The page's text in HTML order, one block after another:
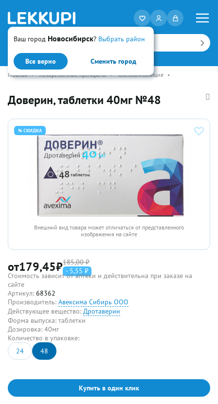
Ваш город Новосибирск? Выбрать район
Все верно Сменить город
Искать
Главная • Лекарственные препараты • Обезболивающие •
Доверин, таблетки 40мг №48
% СКИДКА
Внешний вид товара может отличаться от представленного
изображения на сайте
от179,45₽185,00 ₽
- 5,55 ₽
Стоимость зависит от аптеки и действительна при заказе на
сайте
Артикул: 68362
Производитель: Авексима Сибирь ООО
Действующее вещество: Дротаверин
Форма выпуска: таблетки
Дозировка: 40мг
Количество в упаковке:
24
48
Купить в один клик